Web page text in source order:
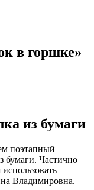
в горшке»
из бумаги
поэтапный
бумаги. Частично
Владимировна.